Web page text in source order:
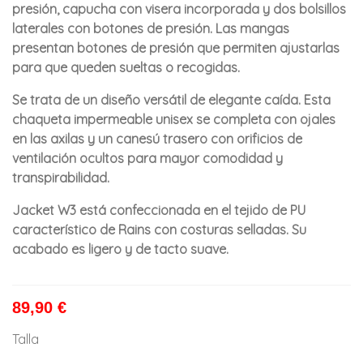
presión, capucha con visera incorporada y dos bolsillos
laterales con botones de presión. Las mangas
presentan botones de presión que permiten ajustarlas
para que queden sueltas o recogidas.
Se trata de un diseño versátil de elegante caída. Esta
chaqueta impermeable unisex se completa con ojales
en las axilas y un canesú trasero con orificios de
ventilación ocultos para mayor comodidad y
transpirabilidad.
Jacket W3 está confeccionada en el tejido de PU
característico de Rains con costuras selladas. Su
acabado es ligero y de tacto suave.
89,90 €
Talla